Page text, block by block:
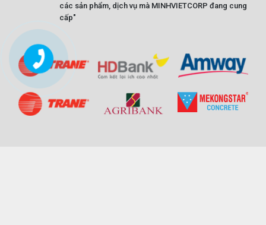
Chúng tôi đánh giá cao và đặt niềm tin vào Minh Việt. Hợp
tác với Minh Việt chính là bước đi bền vững cho sự phát